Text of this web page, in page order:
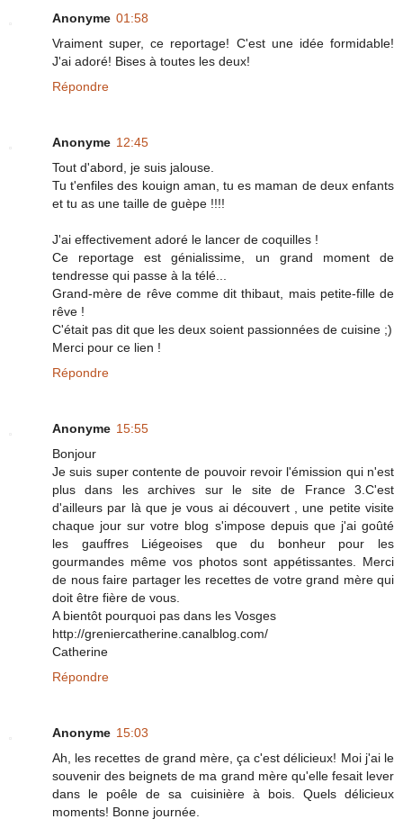
Anonyme 01:58
Vraiment super, ce reportage! C'est une idée formidable!
J'ai adoré! Bises à toutes les deux!
Répondre
Anonyme 12:45
Tout d'abord, je suis jalouse.
Tu t'enfiles des kouign aman, tu es maman de deux enfants
et tu as une taille de guèpe !!!!
J'ai effectivement adoré le lancer de coquilles !
Ce reportage est génialissime, un grand moment de
tendresse qui passe à la télé...
Grand-mère de rêve comme dit thibaut, mais petite-fille de
rêve !
C'était pas dit que les deux soient passionnées de cuisine ;)
Merci pour ce lien !
Répondre
Anonyme 15:55
Bonjour
Je suis super contente de pouvoir revoir l'émission qui n'est
plus dans les archives sur le site de France 3.C'est
d'ailleurs par là que je vous ai découvert , une petite visite
chaque jour sur votre blog s'impose depuis que j'ai goûté
les gauffres Liégeoises que du bonheur pour les
gourmandes même vos photos sont appétissantes. Merci
de nous faire partager les recettes de votre grand mère qui
doit être fière de vous.
A bientôt pourquoi pas dans les Vosges
http://greniercatherine.canalblog.com/
Catherine
Répondre
Anonyme 15:03
Ah, les recettes de grand mère, ça c'est délicieux! Moi j'ai le
souvenir des beignets de ma grand mère qu'elle fesait lever
dans le poêle de sa cuisinière à bois. Quels délicieux
moments! Bonne journée.